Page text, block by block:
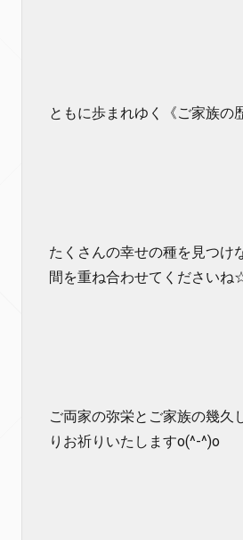
ともに歩まれゆく《ご家族の
たくさんの幸せの種を見つけ
間を重ね合わせてくださいね
ご両家の弥栄とご家族の幾久
りお祈りいたしますo(^-^)o